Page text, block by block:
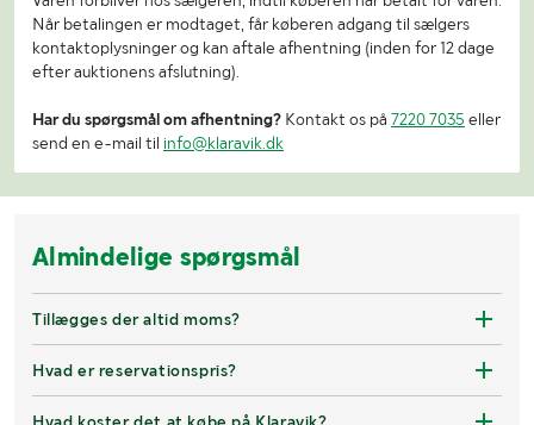
Når betalingen er modtaget, får køberen adgang til sælgers
kontaktoplysninger og kan aftale afhentning (inden for 12 dage
efter auktionens afslutning).
Har du spørgsmål om afhentning? Kontakt os på 7220 7035 eller
send en e-mail til info@klaravik.dk
Almindelige spørgsmål
Tillægges der altid moms?
Hvad er reservationspris?